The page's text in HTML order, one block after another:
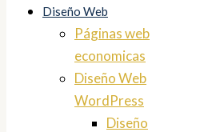
Diseño Web
Páginas web
economicas
Diseño Web
WordPress
Diseño